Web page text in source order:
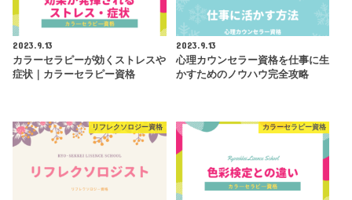
2023.9.13
カラーセラピーが効くストレスや
症状｜カラーセラピー資格
2023.9.13
心理カウンセラー資格を仕事に生
かすためのノウハウ完全攻略
リフレクソロジー資格 カラーセラピー資格